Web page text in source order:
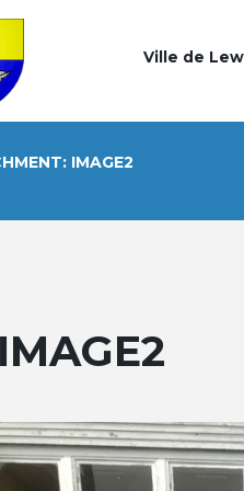
Ville de
IMAGE2
IMAGE2